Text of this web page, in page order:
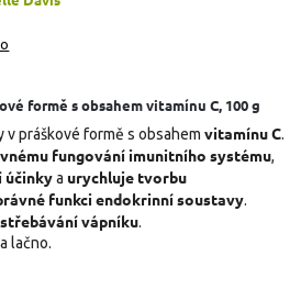
formě s obsahem vitamínu C, 100 g
práškové formě s obsahem vitamínu C.
fungování imunitního systému,
účinkya urychluje tvorbu
funkci endokrinní soustavy.
vápníku.
lačno.